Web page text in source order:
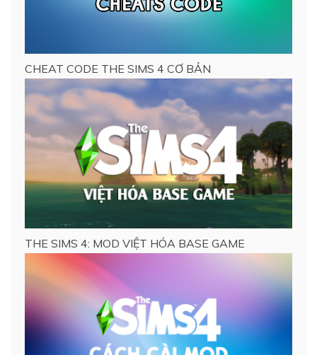
CHEAT CODE THE SIMS 4 CƠ BẢN
THE SIMS 4: MOD VIỆT HÓA BASE GAME